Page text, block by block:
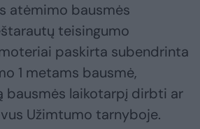
atėmimo bausmės
teisingumo
paskirta subendrinta
1 metams bausmė,
bausmės laikotarpį dirbti ar
Užimtumo tarnyboje.